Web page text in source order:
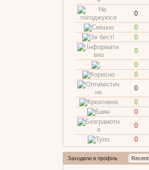
0
0
0
0
0
0
0
0
0
0
0
Заходили в профіль Recent